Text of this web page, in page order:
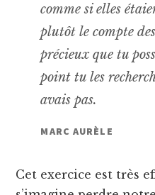
comme si elles
plutôt le compte
précieux que tu
point tu les
avais pas.
MARC AURÈLE
Cet exercice est très